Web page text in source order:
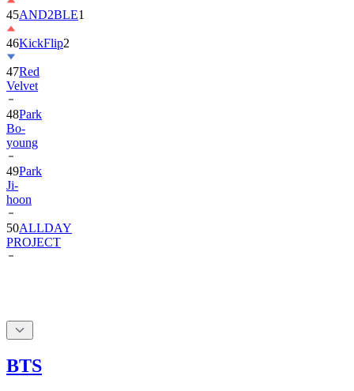
45AND2BLE1
46KickFlip2
47Red
Velvet
48Park
Bo-
young
49Park
Ji-
hoon
50ALLDAY
PROJECT
BTS